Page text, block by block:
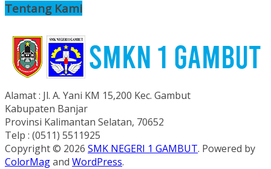
Tentang Kami
Alamat : Jl. A. Yani KM 15,200 Kec. Gambut
Kabupaten Banjar
Provinsi Kalimantan Selatan, 70652
Telp : (0511) 5511925
Copyright © 2026 SMK NEGERI 1 GAMBUT. Powered by
ColorMagand WordPress.